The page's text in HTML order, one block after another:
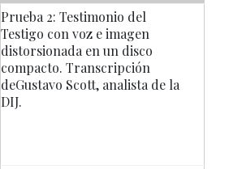
Prueba 2: Testimonio del
Testigo con voz e imagen
distorsionada en un disco
compacto. Transcripción
deGustavo Scott, analista de la
DIJ.